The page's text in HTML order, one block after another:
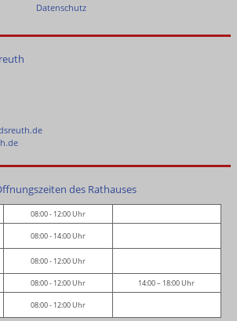
Datenschutz
des Rathauses
08:00 - 12:00 Uhr
08:00 - 14:00 Uhr
08:00 - 12:00 Uhr
08:00 - 12:00 Uhr 14:00 – 18:00 Uhr
08:00 - 12:00 Uhr